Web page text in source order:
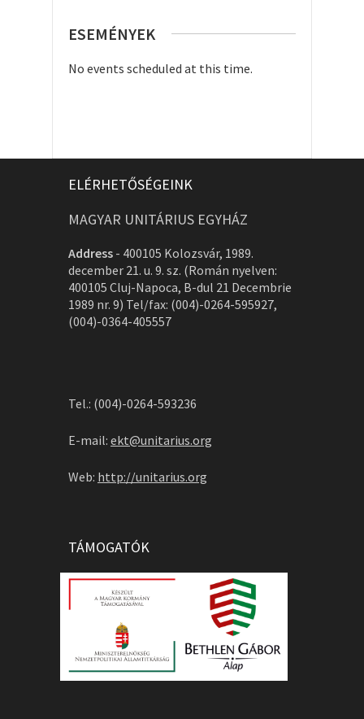
ESEMÉNYEK
No events scheduled at this time.
ELÉRHETŐSÉGEINK
MAGYAR UNITÁRIUS EGYHÁZ
Address - 400105 Kolozsvár, 1989.
december 21. u. 9. sz. (Román nyelven:
400105 Cluj-Napoca, B-dul 21 Decembrie
1989 nr. 9) Tel/fax: (004)-0264-595927,
(004)-0364-405557
Tel.: (004)-0264-593236
E-mail: ekt@unitarius.org
Web: http://unitarius.org
TÁMOGATÓK